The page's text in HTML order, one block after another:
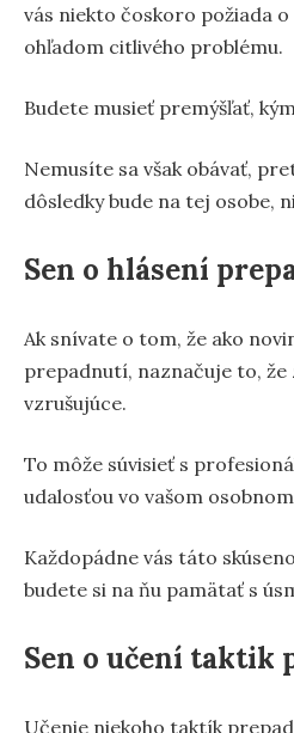
vás niekto čoskoro požiada
ohľadom citlivého problému.
Budete musieť premýšľať,
Nemusíte sa však obávať,
dôsledky bude na tej osobe,
Sen o hlásení
Ak snívate o tom, že ako
prepadnutí, naznačuje to, že
vzrušujúce.
To môže súvisieť s
udalosťou vo vašom
Každopádne vás táto
budete si na ňu pamätať s
Sen o učení taktik
Učenie niekoho taktík